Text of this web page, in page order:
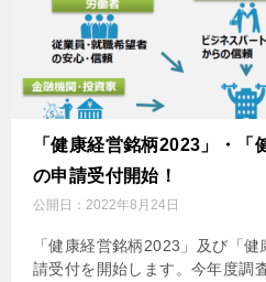
「健康経営銘柄2023」・「
の申請受付開始！
公開日： 2022年8月24日
「健康経営銘柄2023」及び「
請受付を開始します。今年度調